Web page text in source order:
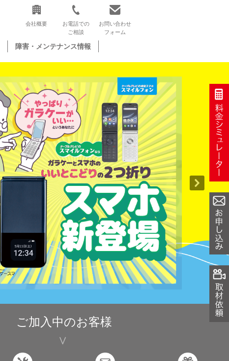
会社概要
お電話での
ご相談
お問い合わせ
フォーム
障害・メンテナンス情報
ご加入中のお客様